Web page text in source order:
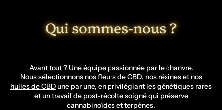
Qui sommes-nous ?
Avant tout ? Une équipe passionnée par le chanvre.
Nous sélectionnons nosfleurs de CBD, nos résineset nos
huiles de CBD une par une, en privilégiant les génétiques rares
et un travail de post-récolte soigné qui préserve
cannabinoïdes et terpènes.